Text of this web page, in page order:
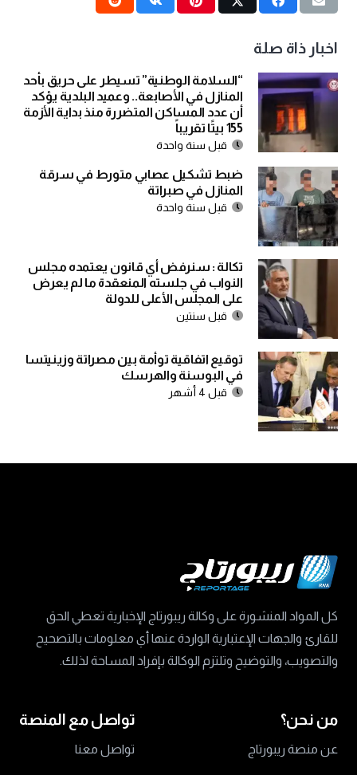
اخبار ذاة صلة
“السلامة الوطنية” تسيطر على حريق بأحد
المنازل في الأصابعة.. وعميد البلدية يؤكد
أن عدد المساكن المتضررة منذ بداية الأزمة
155 بيتًا تقريباً
قبل سنة واحدة
ضبط تشكيل عصابي متورط في سرقة
المنازل في صبراتة
قبل سنة واحدة
تكالة : سنرفض أي قانون يعتمده مجلس
النواب في جلسته المنعقدة ما لم يعرض
على المجلس الأعلى للدولة
قبل سنتين
توقيع اتفاقية توأمة بين مصراتة وزينيتسا
في البوسنة والهرسك
قبل 4 أشهر
كل المواد المنشورة على وكالة ريبورتاج الإخبارية تعطي الحق
للقارئ والجهات الإعتبارية الواردة عنها أي معلومات بالتصحيح
والتصويب، والتوضيح وتلتزم الوكالة بإفراد المساحة لذلك.
من نحن؟
عن منصة ريبورتاج
تواصل مع المنصة
تواصل معنا